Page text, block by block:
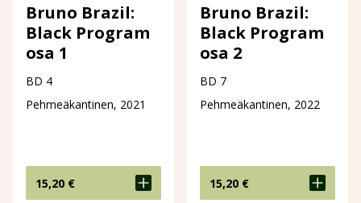
Bruno Brazil:
Black Program
osa 1
BD 4
Pehmeäkantinen, 2021
15,20 €
Bruno Brazil:
Black Program
osa 2
BD 7
Pehmeäkantinen, 2022
15,20 €